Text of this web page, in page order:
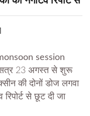
session
सत्र 23 अगस्त से शुरू
की दोनों डोज लगवा
रिपोर्ट से छूट दी जा